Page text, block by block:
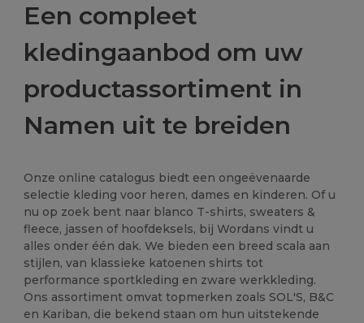
Een compleet
kledingaanbod om uw
productassortiment in
Namen uit te breiden
Onze online catalogus biedt een ongeëvenaarde
selectie kleding voor heren, dames en kinderen. Of u
nu op zoek bent naar blanco T-shirts, sweaters &
fleece, jassen of hoofdeksels, bij Wordans vindt u
alles onder één dak. We bieden een breed scala aan
stijlen, van klassieke katoenen shirts tot
performance sportkleding en zware werkkleding.
Ons assortiment omvat topmerken zoals SOL'S, B&C
en Kariban, die bekend staan om hun uitstekende